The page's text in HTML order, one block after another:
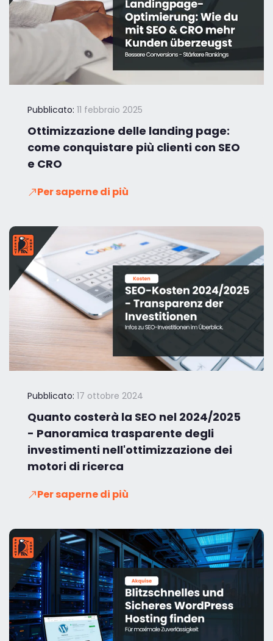
Pubblicato: 11 febbraio 2025
Ottimizzazione delle landing page:
come conquistare più clienti con SEO
e CRO
Per saperne di più
Pubblicato: 17 ottobre 2024
Quanto costerà la SEO nel 2024/2025
- Panoramica trasparente degli
investimenti nell'ottimizzazione dei
motori di ricerca
Per saperne di più